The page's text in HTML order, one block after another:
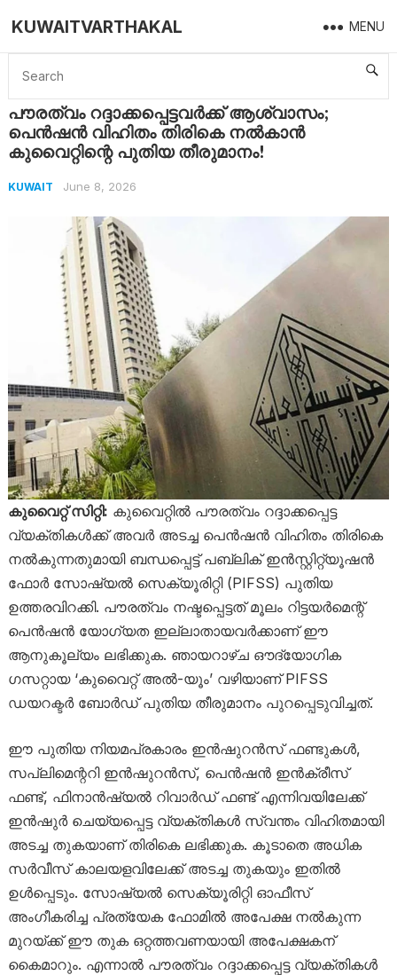
KUWAITVARTHAKAL MENU
Home Kuwait പൗരത്വം റദ്ദാക്കപ്പെട്ടവർക്ക് ആശ്വാസം; പെൻഷൻ വിഹിതം തിരികെ നൽകാൻ കുവൈറ്റിന്റെ പുതിയ തീരുമാനം!
പൗരത്വം റദ്ദാക്കപ്പെട്ടവർക്ക് ആശ്വാസം;
പെൻഷൻ വിഹിതം തിരികെ നൽകാൻ
കുവൈറ്റിന്റെ പുതിയ തീരുമാനം!
KUWAIT June 8, 2026
കുവൈറ്റ് സിറ്റി: കുവൈറ്റിൽ പൗരത്വം റദ്ദാക്കപ്പെട്ട
വ്യക്തികൾക്ക് അവർ അടച്ച പെൻഷൻ വിഹിതം തിരികെ
നൽകുന്നതുമായി ബന്ധപ്പെട്ട് പബ്ലിക് ഇൻസ്റ്റിറ്റ്യൂഷൻ
ഫോർ സോഷ്യൽ സെക്യൂരിറ്റി (PIFSS) പുതിയ
ഉത്തരവിറക്കി. പൗരത്വം നഷ്ടപ്പെട്ടത് മൂലം റിട്ടയർമെന്റ്
പെൻഷൻ യോഗ്യത ഇല്ലാതായവർക്കാണ് ഈ
ആനുകൂല്യം ലഭിക്കുക. ഞായറാഴ്ച ഔദ്യോഗിക
ഗസറ്റായ ‘കുവൈറ്റ് അൽ-യൂം’ വഴിയാണ് PIFSS
ഡയറക്ടർ ബോർഡ് പുതിയ തീരുമാനം പുറപ്പെടുവിച്ചത്.
ഈ പുതിയ നിയമപ്രകാരം ഇൻഷുറൻസ് ഫണ്ടുകൾ,
സപ്ലിമെന്ററി ഇൻഷുറൻസ്, പെൻഷൻ ഇൻക്രീസ്
ഫണ്ട്, ഫിനാൻഷ്യൽ റിവാർഡ് ഫണ്ട് എന്നിവയിലേക്ക്
ഇൻഷുർ ചെയ്യപ്പെട്ട വ്യക്തികൾ സ്വന്തം വിഹിതമായി
അടച്ച തുകയാണ് തിരികെ ലഭിക്കുക. കൂടാതെ അധിക
സർവീസ് കാലയളവിലേക്ക് അടച്ച തുകയും ഇതിൽ
ഉൾപ്പെടും. സോഷ്യൽ സെക്യൂരിറ്റി ഓഫീസ്
അംഗീകരിച്ച പ്രത്യേക ഫോമിൽ അപേക്ഷ നൽകുന്ന
മുറയ്ക്ക് ഈ തുക ഒറ്റത്തവണയായി അപേക്ഷകന്
കൈമാറും. എന്നാൽ പൗരത്വം റദ്ദാക്കപ്പെട്ട വ്യക്തികൾ